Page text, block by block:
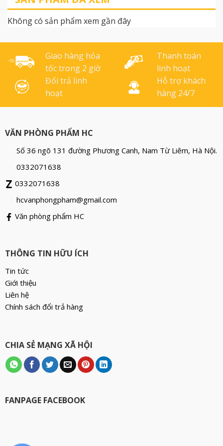
Khối lượng 1,1kg/cây – 6
cuộn/cây
giúp gắn hai vật với nhau
mà không cần sự tiếp xúc
và hoàn toàn không để lộ
vết [...]
Không có sản phẩm xem gần đây
Giao hàng hỏa
tốc trong 2 giờ
Thanh toán
linh hoạt
Đổi trả linh
hoạt
Hỗ trợ khách
hàng 24/7
VĂN PHÒNG PHẨM HC
Số 36 ngõ 131 đường Phương Canh, Nam Từ Liêm, Hà Nội.
0332071638
0332071638
hcvanphongpham@gmail.com
Văn phòng phẩm HC
THÔNG TIN HỮU ÍCH
Tin tức
Giới thiệu
Liên hệ
Chính sách đổi trả hàng
CHIA SẺ MẠNG XÃ HỘI
FANPAGE FACEBOOK